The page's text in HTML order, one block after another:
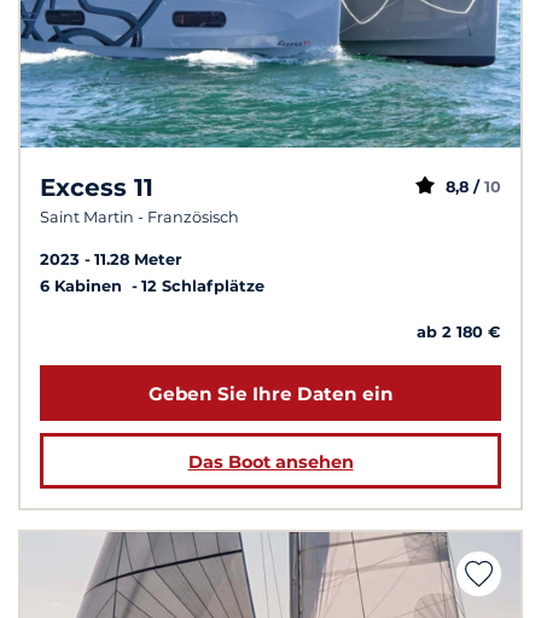
Excess 11
Saint Martin - Französisch
8,8 / 10
2023
11.28 Meter
6 Kabinen
12 Schlafplätze
ab 2 180 €
Geben Sie Ihre Daten ein
Das Boot ansehen